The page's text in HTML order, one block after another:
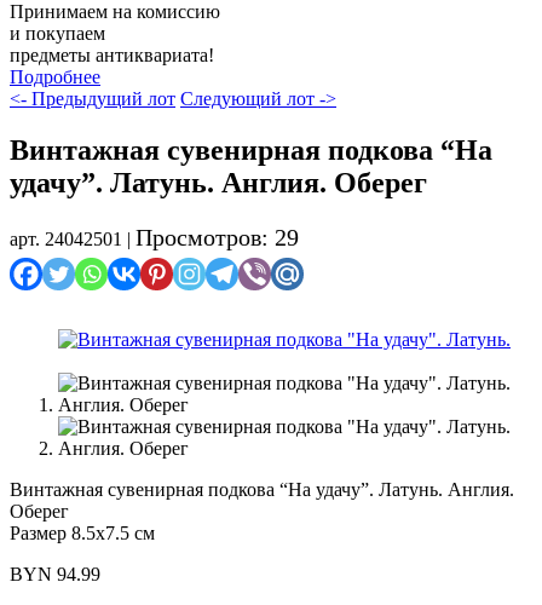
Принимаем на комиссию
и покупаем
предметы антиквариата!
Подробнее
<- Предыдущий лот Следующий лот ->
Винтажная сувенирная подкова “На
удачу”. Латунь. Англия. Оберег
арт. 24042501 | Просмотров: 29
Винтажная сувенирная подкова “На удачу”. Латунь. Англия.
Оберег
Размер 8.5х7.5 см
BYN 94.99